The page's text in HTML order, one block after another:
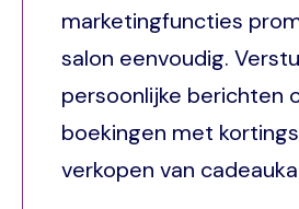
marketingfuncties
salon eenvoudig.
persoonlijke berichten
boekingen met
verkopen van